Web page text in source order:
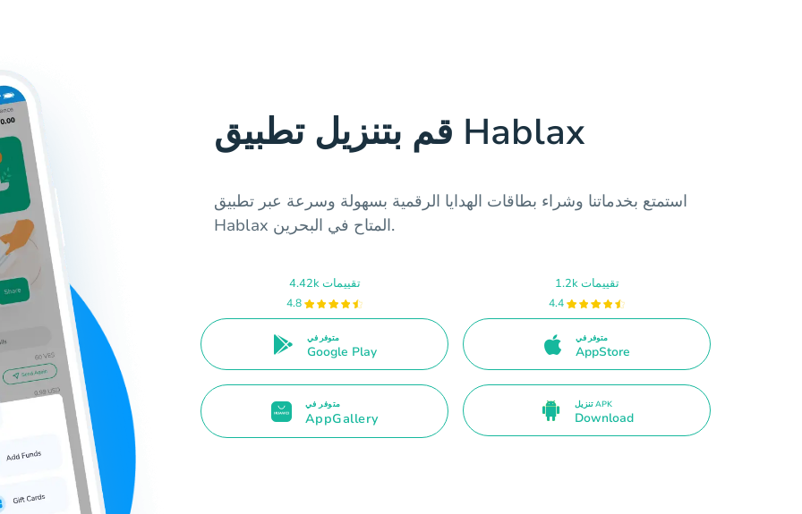
قم بتنزيل تطبيق Hablax
استمتع بخدماتنا وشراء بطاقات الهدايا الرقمية بسهولة وسرعة عبر تطبيق
Hablax المتاح في البحرين.
4.42k تقييمات
4.8
متوفر في
Google Play
1.2k تقييمات
4.4
متوفر في
AppStore
متوفر في
AppGallery
تنزيل APK
Download